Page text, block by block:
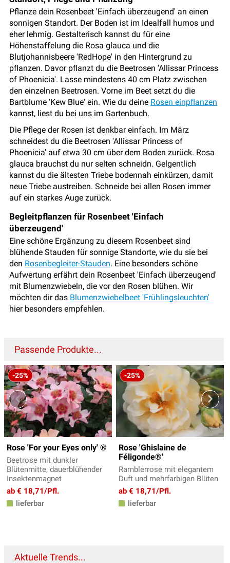
Pflanze dein Rosenbeet 'Einfach überzeugend' an einen
sonnigen Standort. Der Boden ist im Idealfall humos und
eher lehmig. Gestalterisch kannst du für eine
Höhenstaffelung die Rosa glauca und die
Blutjohannisbeere 'RedHope' in den Hintergrund zu
pflanzen. Davor pflanzt du die Beetrosen 'Allissar Princess
of Phoenicia'. Lasse mindestens 40 cm Platz zwischen
den einzelnen Beetrosen. Vorne im Beet setzt du die
Bartblume 'Kew Blue' ein. Wie du deine Rosen einpflanzen
kannst, liest du bei uns im Gartenbuch.
Die Pflege der Rosen ist denkbar einfach. Im März
schneidest du die Beetrosen 'Allissar Princess of
Phoenicia' auf etwa 30 cm über dem Boden zurück. Rosa
glauca brauchst du nur selten schneidn. Gelgentlich
kannst du die ältesten Triebe bodennah einkürzen, damit
neue Triebe austreiben. Schneide bei allen Rosen immer
auf ein starkes Auge zurück.
Begleitpflanzen für Rosenbeet 'Einfach
überzeugend'
Eine schöne Ergänzung zu diesem Rosenbeet sind
blühende Stauden für sonnige Standorte, wie du sie bei
den Rosenbegleiter-Stauden. Eine besonders schöne
Aufwertung erfährt dein Rosenbeet 'Einfach überzeugend'
mit Blumenzwiebeln, die vor den Rosen blühen. Wir
möchten dir das Blumenzwiebelbeet 'Frühlingsleuchten'
hier besonders empfehlen.
Passende Produkte...
-25%
Rose 'For your Eyes only' ®
Beetrose mit dunkler
Blütenmitte, dauerblühender
Insektenmagnet
ab € 18,71/Pfl.
lieferbar
-25%
Rose 'Ghislaine de
Féligonde®'
Ramblerrose mit elegantem
Duft und mehrfarbigen Blüten
ab € 18,71/Pfl.
lieferbar
Aktuelle Trends...